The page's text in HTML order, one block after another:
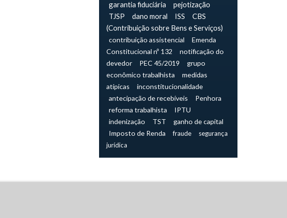
garantia fiduciária
pejotização
TJSP
dano moral ISS
CBS
(Contribuição sobre Bens e Serviços)
contribuição assistencial
Emenda
Constitucional nº 132
notificação do
devedor
PEC 45/2019
grupo
econômico trabalhista
medidas
atípicas
inconstitucionalidade
antecipação de recebíveis
Penhora
reforma trabalhista
IPTU
indenização
TST
ganho de capital
Imposto de Renda
fraude
segurança
jurídica